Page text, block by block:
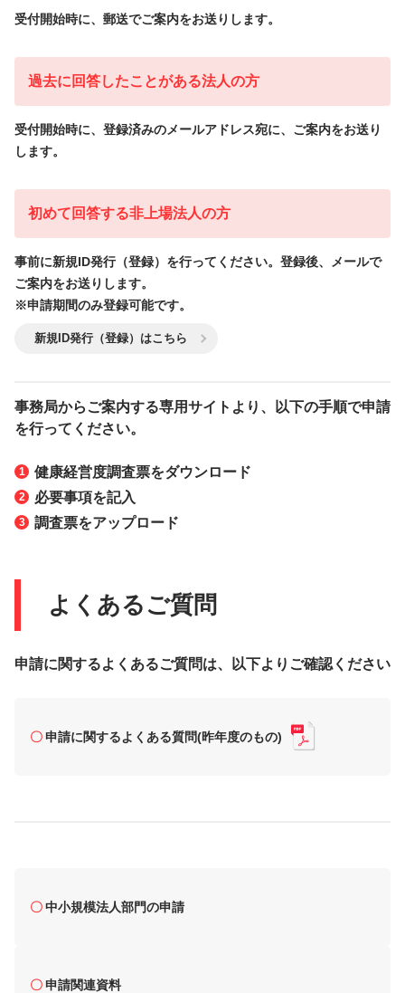
受付開始時に、郵送でご案内をお送りします。
過去に回答したことがある法人の方
受付開始時に、登録済みのメールアドレス宛に、 ご案内をお送り
します。
初めて回答する非上場法人の方
事前に新規ID発行（登録）を行ってください。 登録後、メールで
ご案内をお送りします。
※申請期間のみ登録可能です。
新規ID発行（登録）はこちら
事務局からご案内する専用サイトより、以下の手順で申請
を行ってください。
健康経営度調査票をダウンロード
必要事項を記入
調査票をアップロード
よくあるご質問
申請に関するよくあるご質問は、以下よりご確認ください
申請に関するよくある質問(昨年度のもの)
中小規模法人部門の申請
申請関連資料